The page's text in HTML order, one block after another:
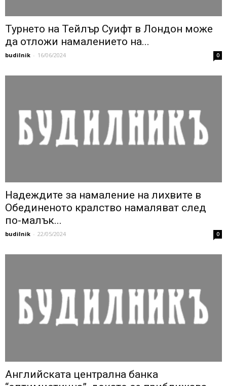
Турнето на Тейлър Суифт в Лондон може
да отложи намалението на...
budilnik - 16/06/2024 0
Надеждите за намаление на лихвите в
Обединеното кралство намаляват след
по-малък...
budilnik - 22/05/2024 0
Английската централна банка